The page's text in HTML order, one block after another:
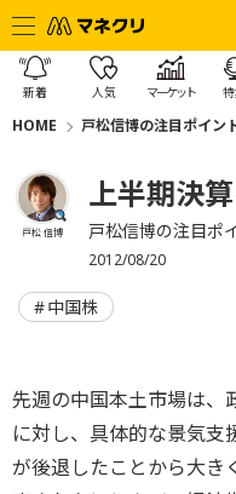
新着 人気 マーケット
HOME 戸松信博の注目ポイン
戸松 信博
上半期決
戸松信博の注目ポ
2012/08/20
中国株
先週の中国本土市場は、
に対し、具体的な景気支
が後退したことから大き